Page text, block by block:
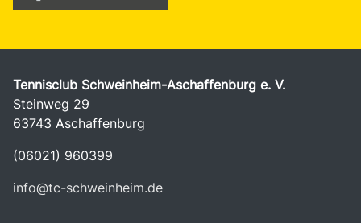
Tennisclub Schweinheim-Aschaffenburg e. V.
Steinweg 29
63743 Aschaffenburg
(06021) 960399
info@tc-schweinheim.de